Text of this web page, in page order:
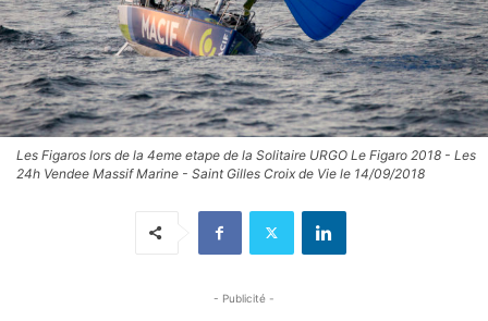
Les Figaros lors de la 4eme etape de la Solitaire URGO Le Figaro 2018 - Les
24h Vendee Massif Marine - Saint Gilles Croix de Vie le 14/09/2018
- Publicité -